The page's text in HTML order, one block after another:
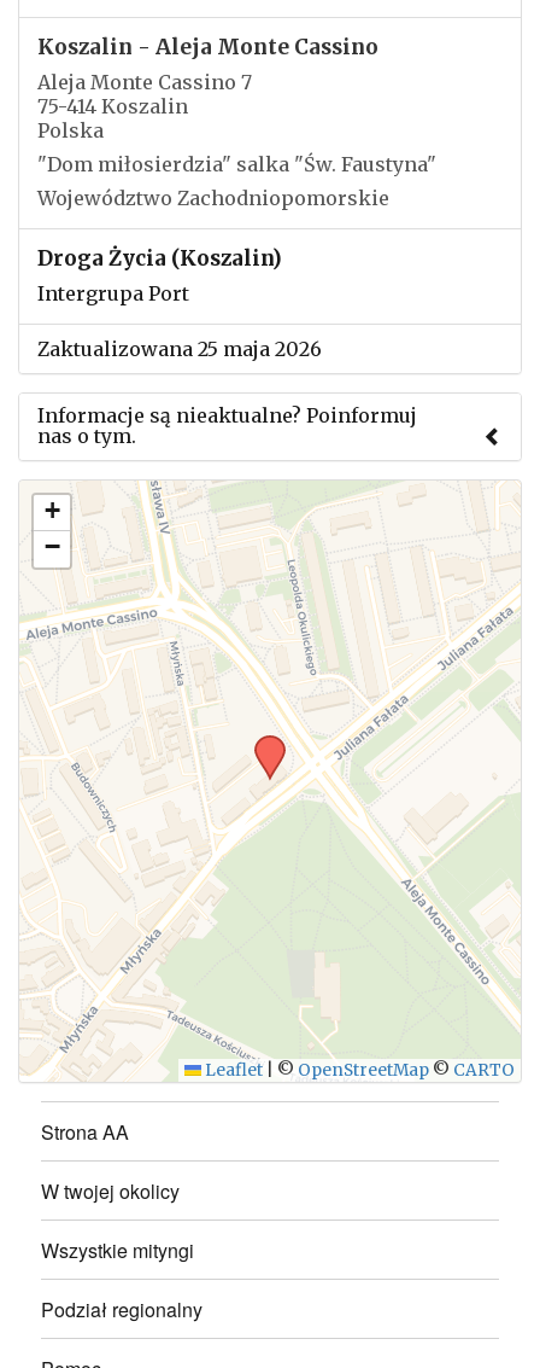
Koszalin - Aleja Monte Cassino
Aleja Monte Cassino 7
75-414 Koszalin
Polska
"Dom miłosierdzia" salka "Św. Faustyna"
Województwo Zachodniopomorskie
Droga Życia (Koszalin)
Intergrupa Port
Zaktualizowana 25 maja 2026
Informacje są nieaktualne? Poinformuj
nas o tym.
Użyj tego formularza aby przesłać informację o
zmianach w powyższym mityngu.
+
−
Leaflet © OpenStreetMap © CARTO
Strona AA
W twojej okolicy
Wszystkie mityngi
Podział regionalny